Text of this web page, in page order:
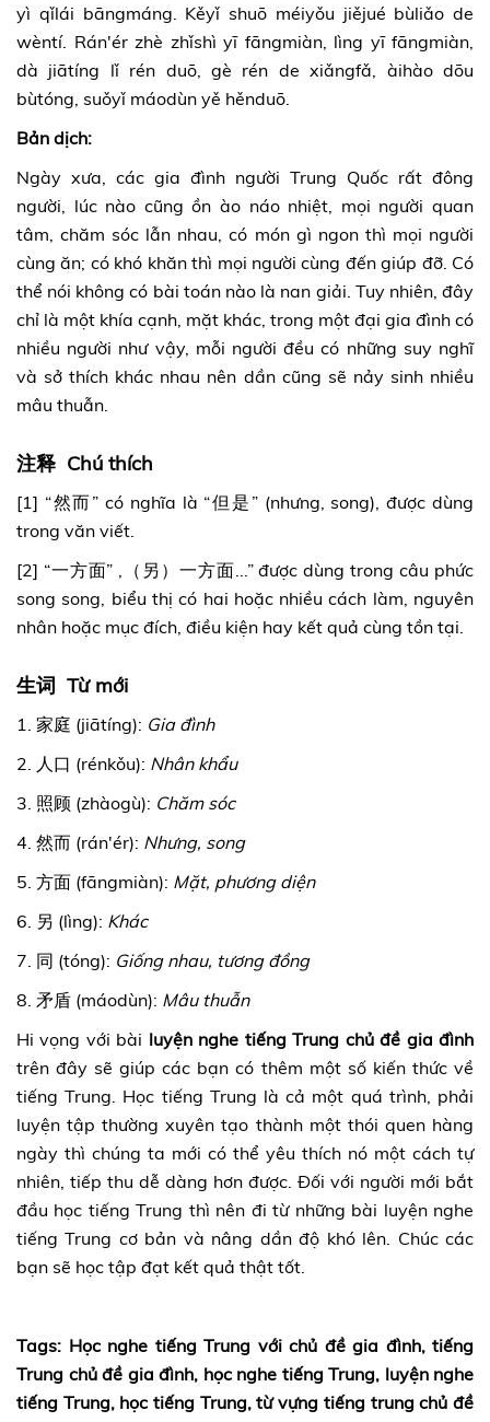
yì qǐlái bāngmáng. Kěyǐ shuō méiyǒu jiějué bùliǎo de
wèntí. Rán'ér zhè zhǐshì yī fāngmiàn, lìng yī fāngmiàn,
dà jiātíng lǐ rén duō, gè rén de xiǎngfǎ, àihào dōu
bùtóng, suǒyǐ máodùn yě hěnduō.
Bản dịch:
Ngày xưa, các gia đình người Trung Quốc rất đông
người, lúc nào cũng ồn ào náo nhiệt, mọi người quan
tâm, chăm sóc lẫn nhau, có món gì ngon thì mọi người
cùng ăn; có khó khăn thì mọi người cùng đến giúp đỡ. Có
thể nói không có bài toán nào là nan giải. Tuy nhiên, đây
chỉ là một khía cạnh, mặt khác, trong một đại gia đình có
nhiều người như vậy, mỗi người đều có những suy nghĩ
và sở thích khác nhau nên dần cũng sẽ nảy sinh nhiều
mâu thuẫn.
注释 Chú thích
[1] “然而” có nghĩa là “但是” (nhưng, song), được dùng
trong văn viết.
[2] “一方面” ,（另）一方面...” được dùng trong câu phức
song song, biểu thị có hai hoặc nhiều cách làm, nguyên
nhân hoặc mục đích, điều kiện hay kết quả cùng tồn tại.
生词 Từ mới
1. 家庭 (jiātíng): Gia đình
2. 人口 (rénkǒu): Nhân khẩu
3. 照顾 (zhàogù): Chăm sóc
4. 然而 (rán'ér): Nhưng, song
5. 方面 (fāngmiàn): Mặt, phương diện
6. 另 (lìng): Khác
7. 同 (tóng): Giống nhau, tương đồng
8. 矛盾 (máodùn): Mâu thuẫn
Hi vọng với bài luyện nghe tiếng Trung chủ đề gia đình
trên đây sẽ giúp các bạn có thêm một số kiến thức về
tiếng Trung. Học tiếng Trung là cả một quá trình, phải
luyện tập thường xuyên tạo thành một thói quen hàng
ngày thì chúng ta mới có thể yêu thích nó một cách tự
nhiên, tiếp thu dễ dàng hơn được. Đối với người mới bắt
đầu học tiếng Trung thì nên đi từ những bài luyện nghe
tiếng Trung cơ bản và nâng dần độ khó lên. Chúc các
bạn sẽ học tập đạt kết quả thật tốt.
Tags: Học nghe tiếng Trung với chủ đề gia đình, tiếng
Trung chủ đề gia đình, học nghe tiếng Trung, luyện nghe
tiếng Trung, học tiếng Trung, từ vựng tiếng trung chủ đề